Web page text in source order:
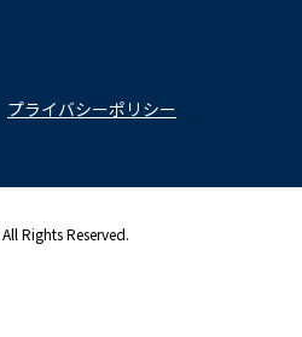
プライバシーポリシー
Rights Reserved.